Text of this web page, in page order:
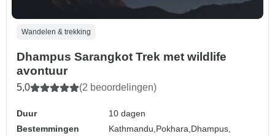
Wandelen & trekking
Dhampus Sarangkot Trek met wildlife
avontuur
5,0 (2 beoordelingen)
Duur
10 dagen
Bestemmingen
Kathmandu, Pokhara, Dhampus,